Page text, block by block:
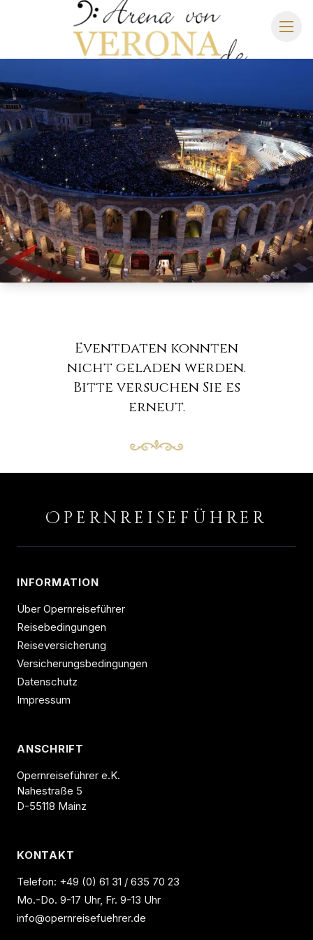
SPIELPLAN 2027
SITZPLAN HOTELS
ANREISE
Eventdaten konnten
nicht geladen werden.
Bitte versuchen Sie es
erneut.
O PERNREISEFÜHRER
INFORMATION
Über Opernreiseführer
Reisebedingungen
Reiseversicherung
Versicherungsbedingungen
Datenschutz
Impressum
ANSCHRIFT
Opernreiseführer e.K.
Nahestraße 5
D-55118 Mainz
KONTAKT
Telefon: +49 (0) 61 31 / 635 70 23
Mo.-Do. 9-17 Uhr, Fr. 9-13 Uhr
info@opernreisefuehrer.de